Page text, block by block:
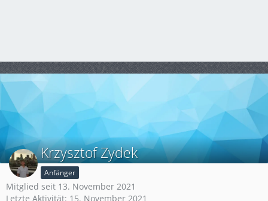
Krzysztof Zydek
Anfänger
Mitglied seit 13. November 2021
Letzte Aktivität: 15. November 2021